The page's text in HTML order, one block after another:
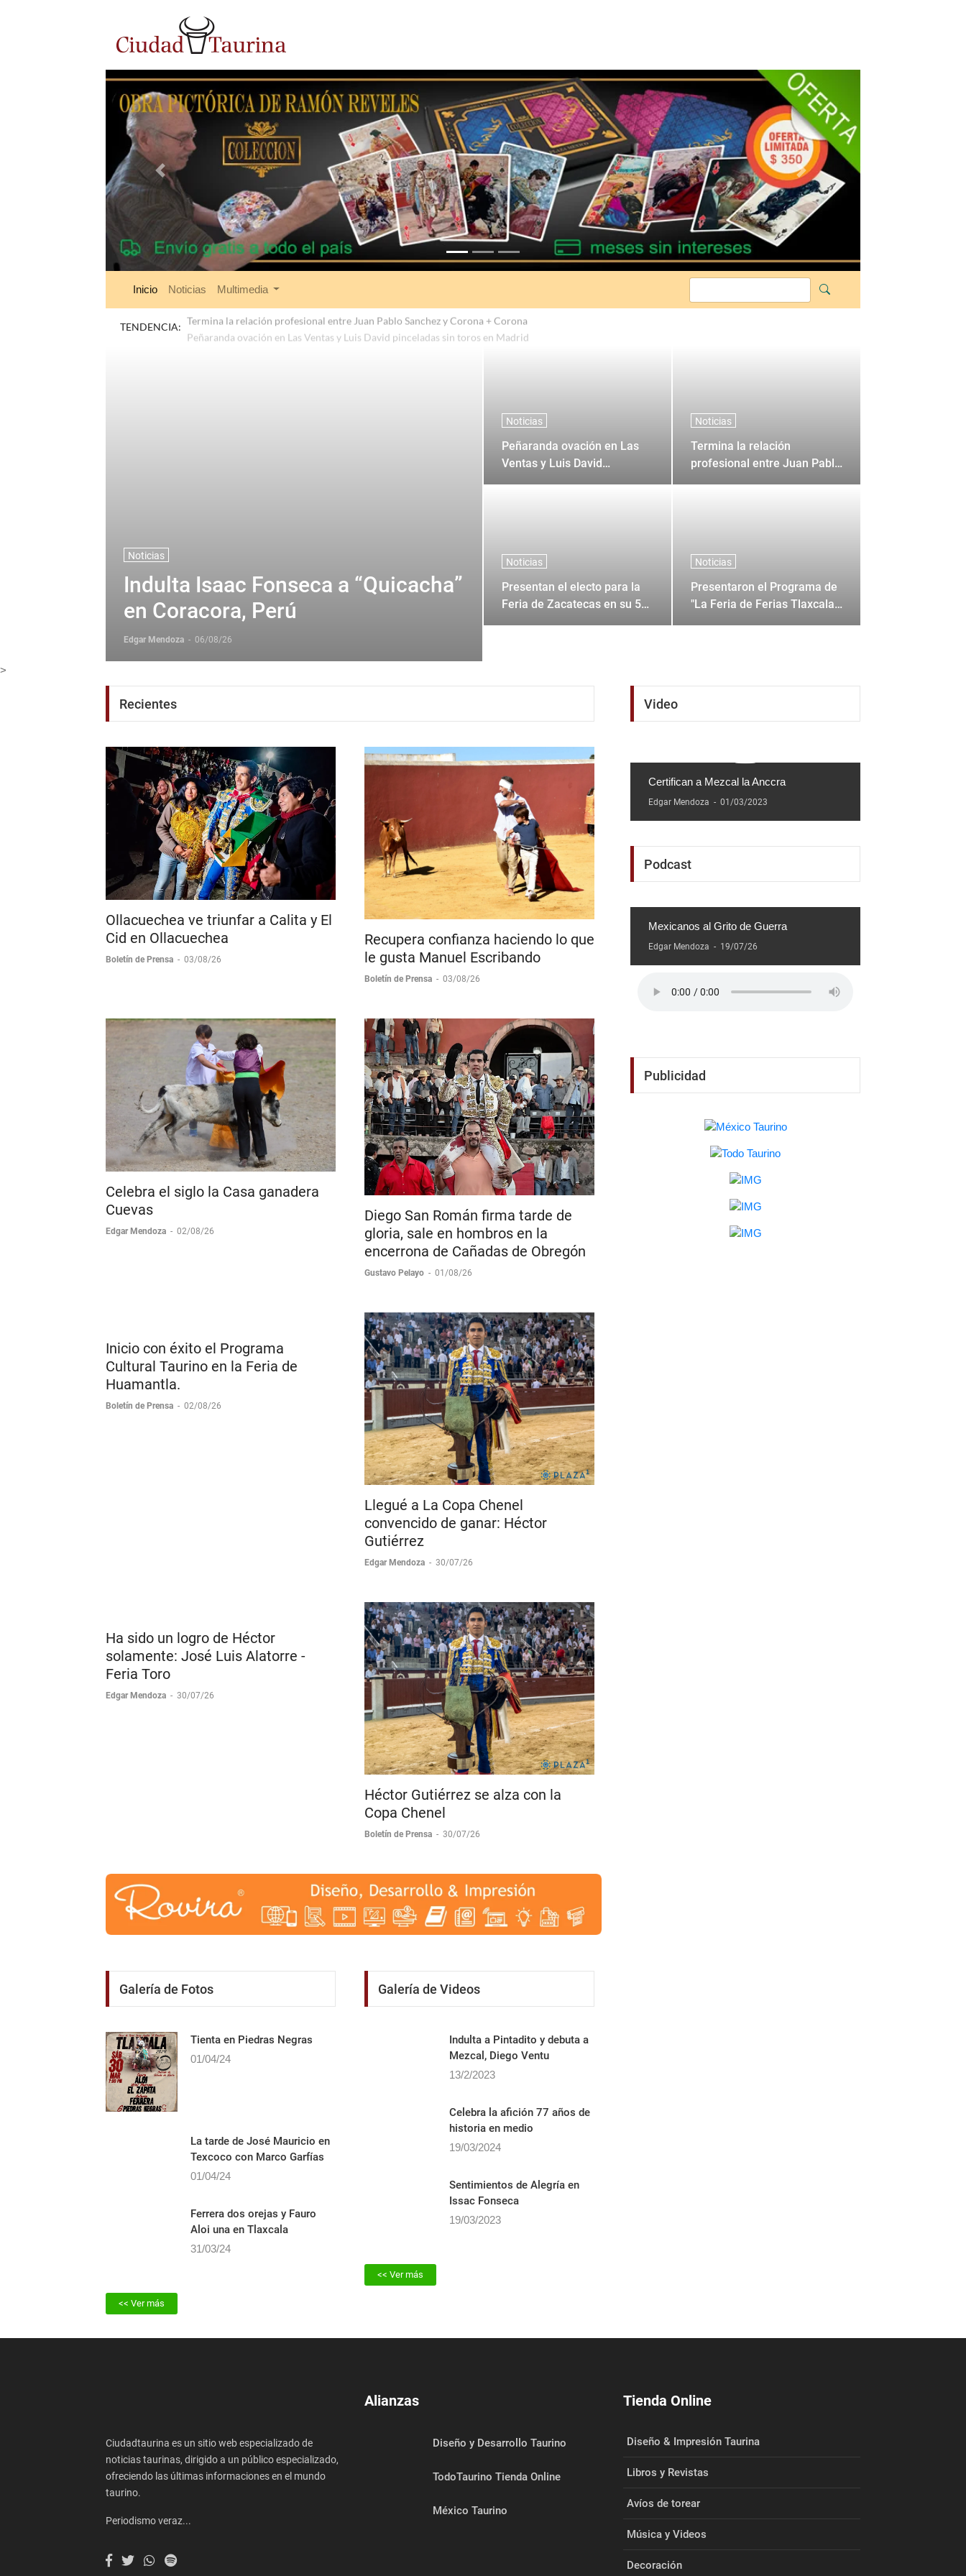
Anterior Siguiente
Inicio Noticias Multimedia
TENDENCIA: Termina la relación profesional entre Juan Pablo Sanchez y Corona + Corona
Noticias
Indulta Isaac Fonseca a “Quicacha”
en Coracora, Perú
Edgar Mendoza - 06/08/26
Noticias
Peñaranda ovación en Las
Ventas y Luis David
Noticias
Termina la relación
profesional entre Juan Pablo
Noticias
Presentan el electo para la
Feria de Zacatecas en su 50
Noticias
Presentaron el Programa de
"La Feria de Ferias Tlaxcala
>
Recientes
Ollacuechea ve triunfar a Calita y El
Cid en Ollacuechea
Boletín de Prensa - 03/08/26
Recupera confianza haciendo lo que
le gusta Manuel Escribando
Boletín de Prensa - 03/08/26
Celebra el siglo la Casa ganadera
Cuevas
Edgar Mendoza - 02/08/26
Diego San Román firma tarde de
gloria, sale en hombros en la
encerrona de Cañadas de Obregón
Gustavo Pelayo - 01/08/26
Inicio con éxito el Programa
Cultural Taurino en la Feria de
Huamantla.
Boletín de Prensa - 02/08/26
Llegué a La Copa Chenel
convencido de ganar: Héctor
Gutiérrez
Edgar Mendoza - 30/07/26
Ha sido un logro de Héctor
solamente: José Luis Alatorre -
Feria Toro
Edgar Mendoza - 30/07/26
Héctor Gutiérrez se alza con la
Copa Chenel
Boletín de Prensa - 30/07/26
Galería de Fotos
Tienta en Piedras Negras
01/04/24
La tarde de José Mauricio en
Texcoco con Marco Garfías
01/04/24
Ferrera dos orejas y Fauro
Aloi una en Tlaxcala
31/03/24
<< Ver más
Galería de Videos
Indulta a Pintadito y debuta a
Mezcal, Diego Ventu
13/2/2023
Celebra la afición 77 años de
historia en medio
19/03/2024
Sentimientos de Alegrí­a en
Issac Fonseca
19/03/2023
<< Ver más
Video
Certifican a Mezcal la Anccra
Edgar Mendoza - 01/03/2023
Podcast
Mexicanos al Grito de Guerra
Edgar Mendoza - 19/07/26
Publicidad
Ciudadtaurina es un sitio web especializado de
noticias taurinas, dirigido a un público especializado,
ofreciendo las últimas informaciones en el mundo
taurino.
Periodismo veraz...
Alianzas
Diseño y Desarrollo Taurino
TodoTaurino Tienda Online
México Taurino
Tienda Online
Diseño & Impresión Taurina
Libros y Revistas
Avíos de torear
Música y Videos
Decoración